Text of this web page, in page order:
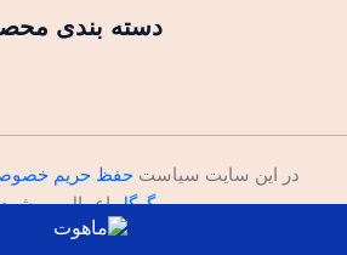
دسته بندی
در این سایت سیاستحفظ حریم
گوگلاعمال